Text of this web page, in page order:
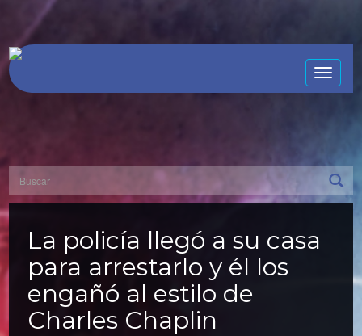
Toggle
La policía llegó a su casa
para arrestarlo y él los
engañó al estilo de
Charles Chaplin